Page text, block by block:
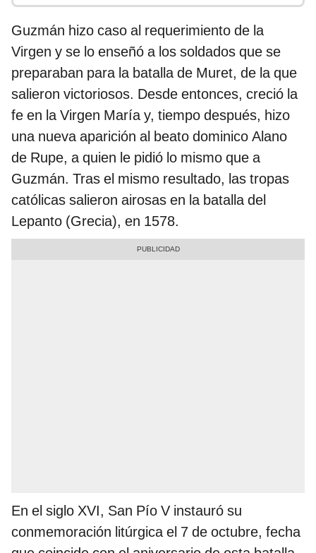
Guzmán hizo caso al requerimiento de la
Virgen y se lo enseñó a los soldados que se
preparaban para la batalla de Muret, de la que
salieron victoriosos. Desde entonces, creció la
fe en la Virgen María y, tiempo después, hizo
una nueva aparición al beato dominico Alano
de Rupe, a quien le pidió lo mismo que a
Guzmán. Tras el mismo resultado, las tropas
católicas salieron airosas en la batalla del
Lepanto (Grecia), en 1578.
En el siglo XVI, San Pío V instauró su
conmemoración litúrgica el 7 de octubre, fecha